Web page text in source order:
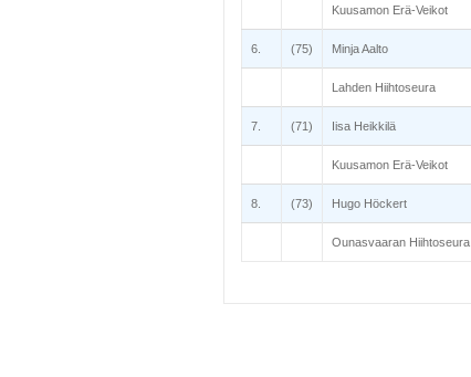
Kuusamon Erä-Veikot
6. (75) Minja Aalto
Lahden Hiihtoseura
7. (71) Iisa Heikkilä
Kuusamon Erä-Veikot
8. (73) Hugo Höckert
Ounasvaaran Hiihtoseura